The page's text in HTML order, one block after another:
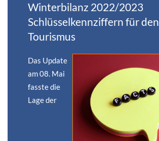
Winterbilanz 2022/2023
Schlüsselkennziffern für den
Tourismus
Das Update
am 08. Mai
fasste die
Lage der